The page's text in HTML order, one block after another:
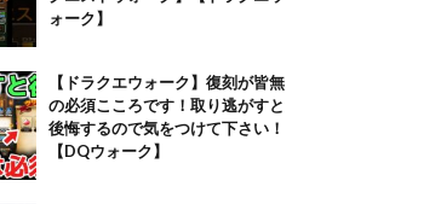
ォーク】
【ドラクエウォーク】復刻が皆無
の必須こころです！取り逃がすと
後悔するので気をつけて下さい！
【DQウォーク】